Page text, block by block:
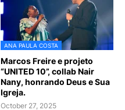
ANA PAULA COSTA
Marcos Freire e projeto
“UNITED 10”, collab Nair
Nany, honrando Deus e Sua
Igreja.
October 27, 2025